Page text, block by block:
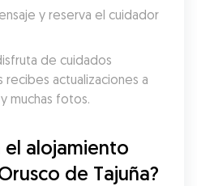
y reserva el cuidador
de cuidados
recibes actualizaciones a
muchas fotos.
el alojamiento
de Tajuña?